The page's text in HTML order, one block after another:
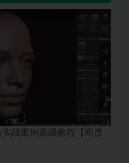
战案例高级教程【画质